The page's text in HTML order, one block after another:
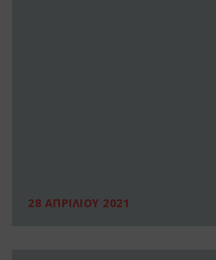
28 ΑΠΡΙΛΙΟΥ 2021